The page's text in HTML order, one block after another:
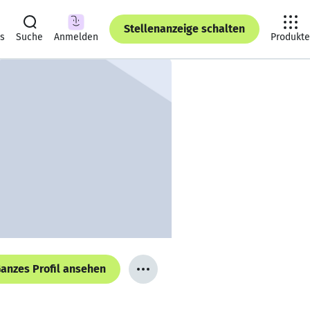
Suche Anmelden
Stellenanzeige schalten
Produkte
Profil ansehen